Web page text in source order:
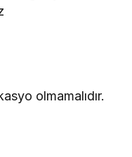
olmamalıdır.